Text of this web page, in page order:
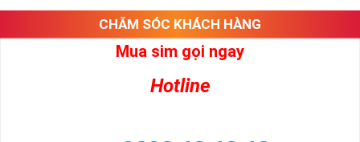
CHĂM SÓC KHÁCH HÀNG
Mua sim gọi ngay
Hotline